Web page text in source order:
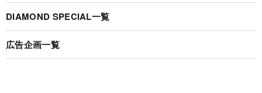
DIAMOND SPECIAL一覧
広告企画一覧